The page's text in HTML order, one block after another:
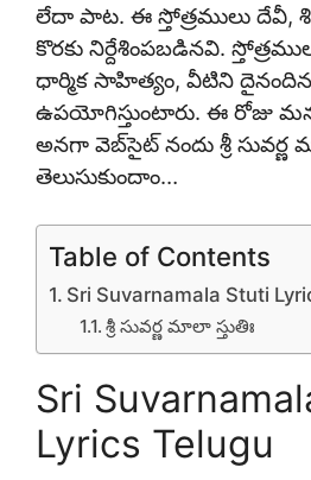
లేదా పాట. ఈ స్తోత్రములు దేవీ,
కొరకు నిర్దేశింపబడినవి.
ధార్మిక సాహిత్యం, వీటిని
ఉపయోగిస్తుంటారు. ఈ రోజు మన
అనగా వెబ్‌సైట్ నందు శ్రీ సువర్ణ
తెలుసుకుందాం…
Table of Contents
Sri Suvarnamala Stuti
శ్రీ సువర్ణ మాలా స్తుతిః
Sri
Lyrics Telugu